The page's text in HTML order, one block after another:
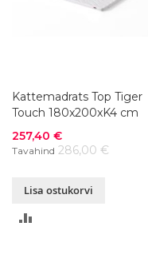
Kattemadrats Top Tiger
Touch 180x200xK4 cm
Soodushind
257,40 €
Tavahind 286,00 €
Lisa ostukorvi